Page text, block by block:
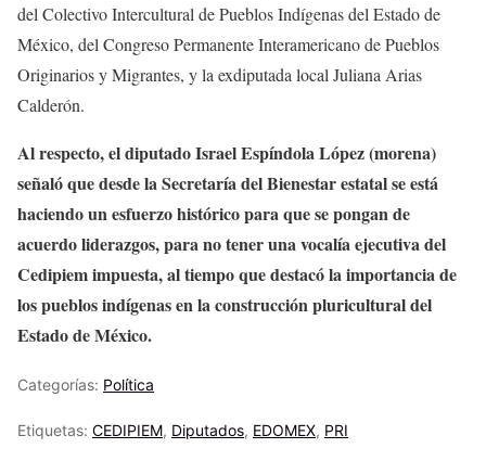
del Colectivo Intercultural de Pueblos Indígenas del Estado de
México, del Congreso Permanente Interamericano de Pueblos
Originarios y Migrantes, y la exdiputada local Juliana Arias
Calderón.
Al respecto, el diputado Israel Espíndola López (morena)
señaló que desde la Secretaría del Bienestar estatal se está
haciendo un esfuerzo histórico para que se pongan de
acuerdo liderazgos, para no tener una vocalía ejecutiva del
Cedipiem impuesta, al tiempo que destacó la importancia de
los pueblos indígenas en la construcción pluricultural del
Estado de México.
Categorías: Política
Etiquetas: CEDIPIEM, Diputados, EDOMEX, PRI